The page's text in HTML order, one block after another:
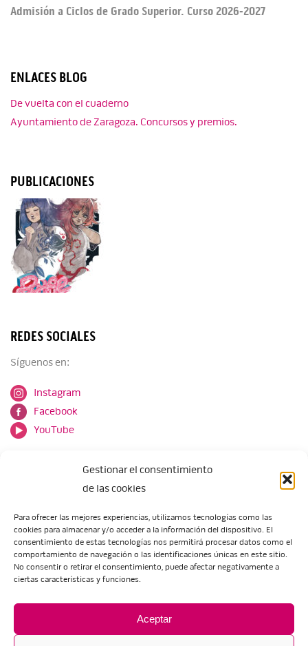
Gestionar el consentimiento
de las cookies
Para ofrecer las mejores experiencias, utilizamos tecnologías como las
cookies para almacenar y/o acceder a la información del dispositivo. El
consentimiento de estas tecnologías nos permitirá procesar datos como el
comportamiento de navegación o las identificaciones únicas en este sitio.
No consentir o retirar el consentimiento, puede afectar negativamente a
ciertas características y funciones.
Aceptar
Admisión a Ciclos de Grado Superior. Curso 2026-2027
ENLACES BLOG
De vuelta con el cuaderno
Ayuntamiento de Zaragoza. Concursos y premios.
PUBLICACIONES
REDES SOCIALES
Síguenos en:
Instagram
Facebook
YouTube
Escuela de Arte de Zaragoza
María Zambrano, 5
50018 Zaragoza
eartezaragoza@educa.aragon.es